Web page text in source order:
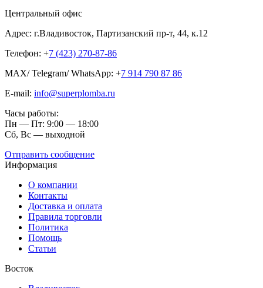
Центральный офис
Адрес: г.Владивосток, Партизанский пр-т, 44, к.12
Телефон: +7 (423) 270-87-86
MAX/ Telegram/ WhatsApp: +7 914 790 87 86
E-mail: info@superplomba.ru
Часы работы:
Пн — Пт: 9:00 — 18:00
Сб, Вc — выходной
Отправить сообщение
Информация
О компании
Контакты
Доставка и оплата
Правила торговли
Политика
Помощь
Статьи
Восток